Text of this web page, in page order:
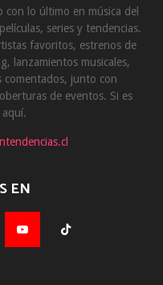
lo último en música del
series y tendencias.
favoritos, estrenos de
lanzamientos musicales,
comentados, junto con
de eventos. Si es
EN